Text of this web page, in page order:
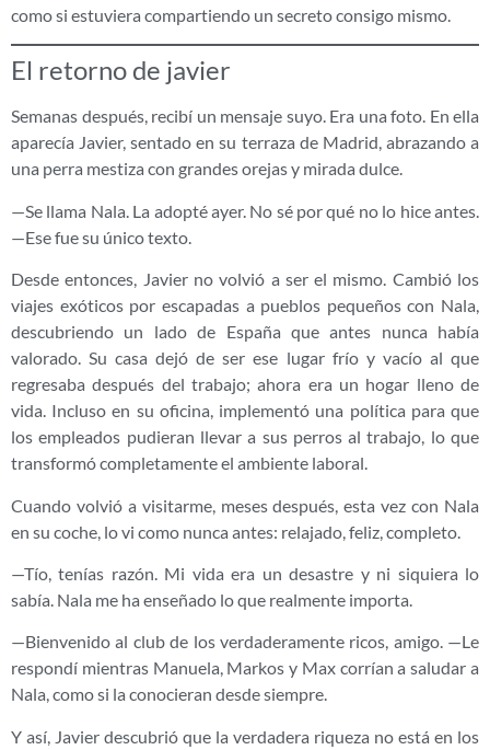
como si estuviera compartiendo un secreto consigo mismo.
El retorno de javier
Semanas después, recibí un mensaje suyo. Era una foto. En ella
aparecía Javier, sentado en su terraza de Madrid, abrazando a
una perra mestiza con grandes orejas y mirada dulce.
—Se llama Nala. La adopté ayer. No sé por qué no lo hice antes.
—Ese fue su único texto.
Desde entonces, Javier no volvió a ser el mismo. Cambió los
viajes exóticos por escapadas a pueblos pequeños con Nala,
descubriendo un lado de España que antes nunca había
valorado. Su casa dejó de ser ese lugar frío y vacío al que
regresaba después del trabajo; ahora era un hogar lleno de
vida. Incluso en su oficina, implementó una política para que
los empleados pudieran llevar a sus perros al trabajo, lo que
transformó completamente el ambiente laboral.
Cuando volvió a visitarme, meses después, esta vez con Nala
en su coche, lo vi como nunca antes: relajado, feliz, completo.
—Tío, tenías razón. Mi vida era un desastre y ni siquiera lo
sabía. Nala me ha enseñado lo que realmente importa.
—Bienvenido al club de los verdaderamente ricos, amigo. —Le
respondí mientras Manuela, Markos y Max corrían a saludar a
Nala, como si la conocieran desde siempre.
Y así, Javier descubrió que la verdadera riqueza no está en los